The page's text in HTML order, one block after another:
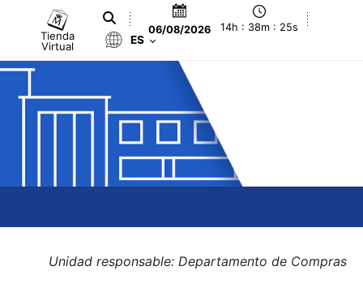
Tienda
Virtual
06/08/2026 14h : 38m : 25s
ES
Unidad responsable: Departamento de Compras